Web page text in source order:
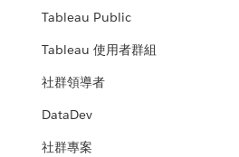
Tableau Public
Tableau 使用者群組
社群領導者
DataDev
社群專案